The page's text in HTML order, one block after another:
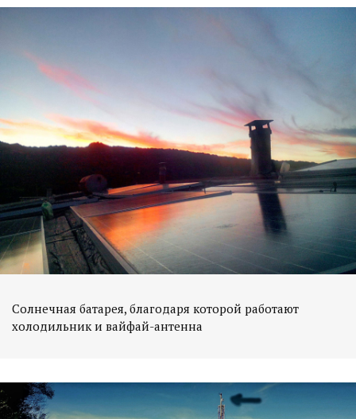
Солнечная батарея, благодаря которой работают
холодильник и вайфай-антенна